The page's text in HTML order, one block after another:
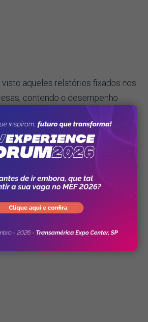
aqueles relatórios fixados nos
contendo o desempenho
funcionários por meio da
tempo médio de
de clientes ou pacientes,
certo?
era da informação, esse era o jeito
a gestão à vista. Hoje em dia,
meios (muito mais eficientes)
corporativos — como o que